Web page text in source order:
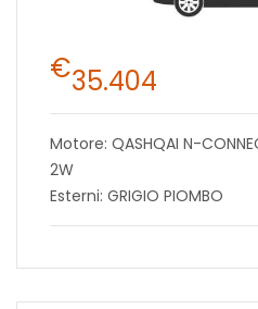
€35.404
Motore: QASHQAI N-
2W
Esterni: GRIGIO PIOMBO